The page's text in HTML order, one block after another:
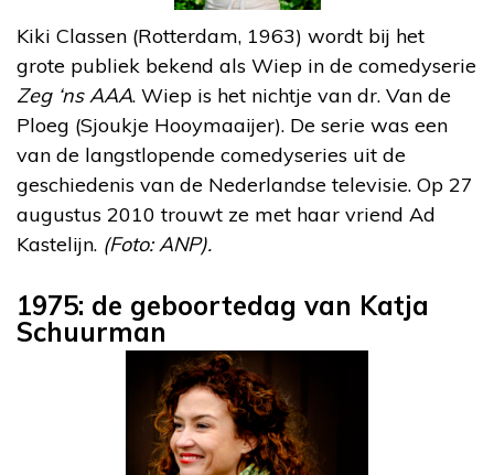
Kiki Classen (Rotterdam, 1963) wordt bij het
grote publiek bekend als Wiep in de comedyserie
Zeg ‘ns AAA. Wiep is het nichtje van dr. Van de
Ploeg (Sjoukje Hooymaaijer). De serie was een
van de langstlopende comedyseries uit de
geschiedenis van de Nederlandse televisie. Op 27
augustus 2010 trouwt ze met haar vriend Ad
Kastelijn. (Foto: ANP).
1975: de geboortedag van Katja
Schuurman